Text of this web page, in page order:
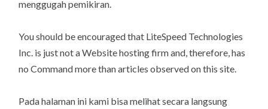
menggugah pemikiran.
You should be encouraged that LiteSpeed Technologies
Inc. is just not a Website hosting firm and, therefore, has
no Command more than articles observed on this site.
Pada halaman ini kami bisa melihat secara langsung